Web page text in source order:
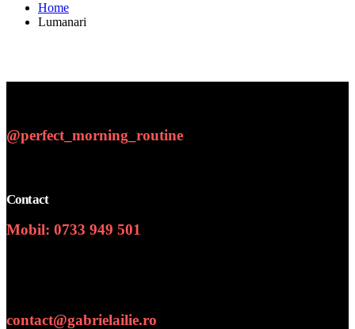
Home
Lumanari
@perfect_morning_routine
Contact
Mobil: 0733 949 501
contact@gabrielailie.ro